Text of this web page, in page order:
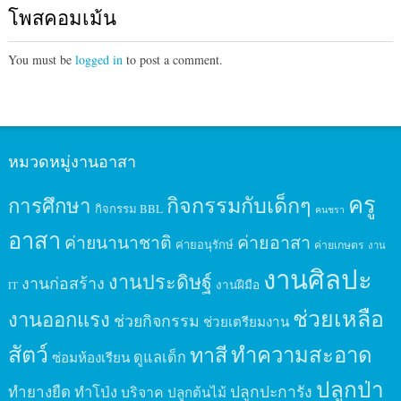
โพสคอมเม้น
You must be logged into post a comment.
หมวดหมู่งานอาสา
การศึกษา กิจกรรม BBL กิจกรรมกับเด็กๆ คนชรา ครู
อาสา ค่ายนานาชาติ ค่ายอนุรักษ์ ค่ายอาสา ค่ายเกษตร งาน
IT งานก่อสร้าง งานประดิษฐ์ งานฝีมือ งานศิลปะ
งานออกแรง ช่วยกิจกรรม ช่วยเตรียมงาน ช่วยเหลือ
สัตว์ ซ่อมห้องเรียน ดูแลเด็ก ทาสีทำความสะอาด
ทำยางยืด ทำโป่ง บริจาค ปลูกต้นไม้ ปลูกปะการัง ปลูกป่า